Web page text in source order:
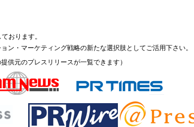
おります。
ン・マーケティング戦略の新たな選択肢としてご活用下さい。
供元のプレスリリースが一覧できます）